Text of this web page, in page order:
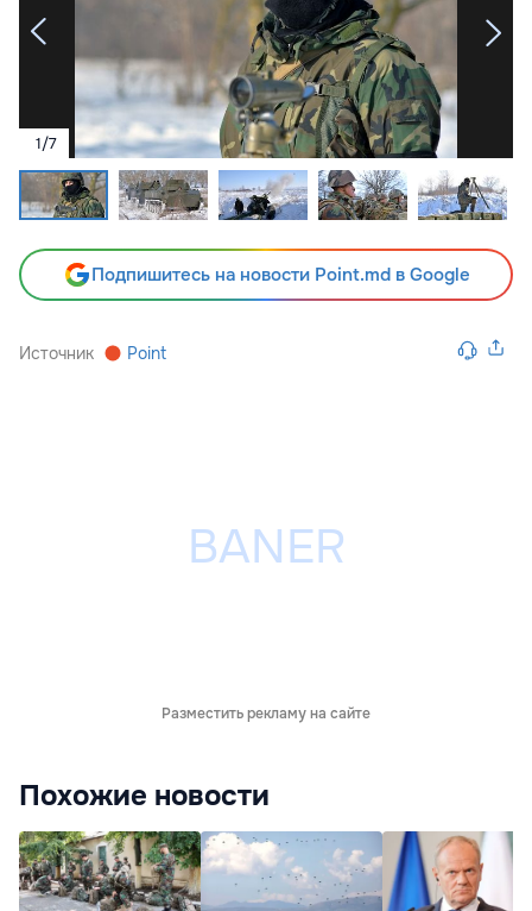
1/7
Подпишитесь на новости Point.md в Google
Источник Point
Разместить рекламу на сайте
Похожие новости